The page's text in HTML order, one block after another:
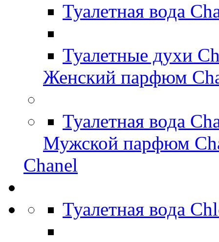
Туалетная вода
Туалетные духи
Женский парфюм
Туалетная вода
Мужской парфюм
Chanel
Туалетная вода